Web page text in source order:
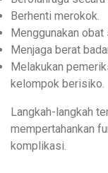
Berhenti merokok.
Menggunakan obat
Menjaga berat
Melakukan
kelompok berisiko.
Langkah-langkah
mempertahankan
komplikasi.